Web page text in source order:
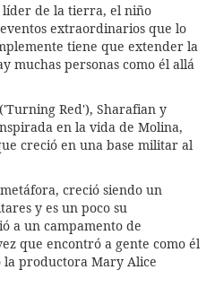
líder de la tierra, el niño
extraordinarios que lo
tiene que extender la
muchas personas como él allá
Red'), Sharafian y
en la vida de Molina,
creció en una base militar al
creció siendo un
y es un poco su
a un campamento de
que encontró a gente como él
la productora Mary Alice